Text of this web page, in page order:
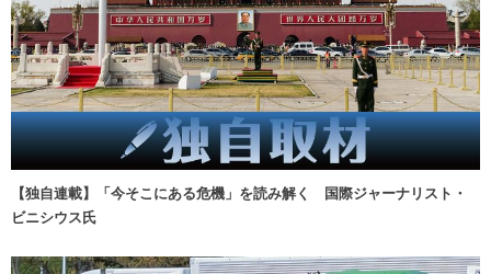
【独自連載】「今そこにある危機」を読み解く 国際ジャーナリスト・
ビニシウス氏